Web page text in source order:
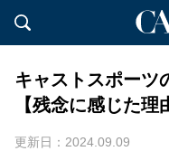
キャストスポーツ
【残念に感じた理
更新日：2024.09.09